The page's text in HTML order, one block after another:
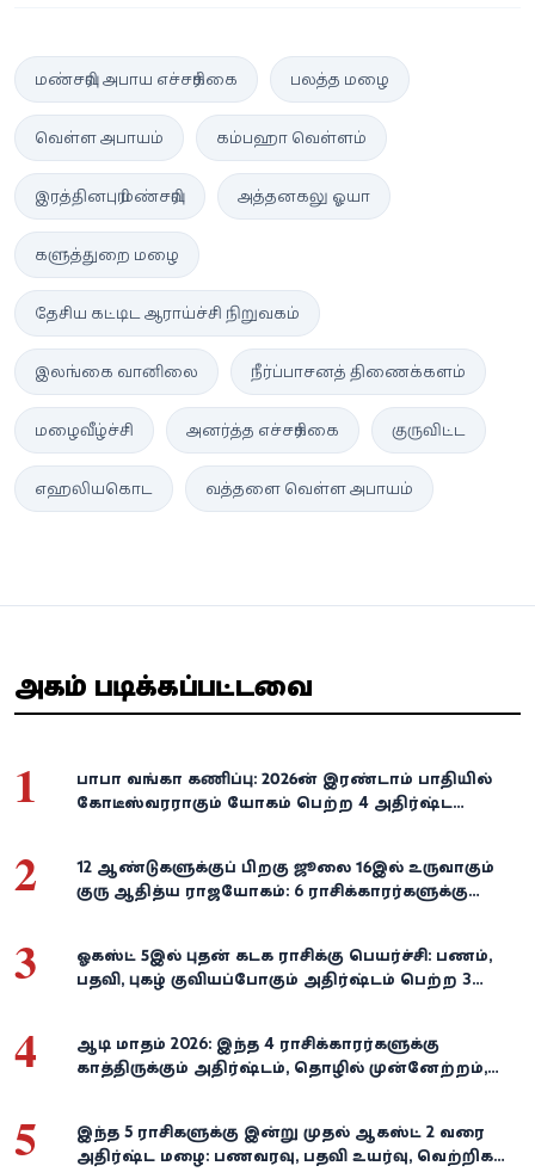
மண்சரிவு அபாய எச்சரிக்கை பலத்த மழை
வெள்ள அபாயம் கம்பஹா வெள்ளம்
இரத்தினபுரி மண்சரிவு அத்தனகலு ஓயா
களுத்துறை மழை
தேசிய கட்டிட ஆராய்ச்சி நிறுவகம்
இலங்கை வானிலை நீர்ப்பாசனத் திணைக்களம்
மழைவீழ்ச்சி அனர்த்த எச்சரிக்கை குருவிட்ட
எஹலியகொட வத்தளை வெள்ள அபாயம்
அதிகம் படிக்கப்பட்டவை
1
பாபா வங்கா கணிப்பு: 2026-ன் இரண்டாம் பாதியில்
கோடீஸ்வரராகும் யோகம் பெற்ற 4 அதிர்ஷ்ட
2
12 ஆண்டுகளுக்குப் பிறகு ஜூலை 16இல் உருவாகும்
குரு ஆதித்ய ராஜயோகம்: 6 ராசிக்காரர்களுக்கு
3
ஓகஸ்ட் 5இல் புதன் கடக ராசிக்கு பெயர்ச்சி: பணம்,
பதவி, புகழ் குவியப்போகும் அதிர்ஷ்டம் பெற்ற 3
4
ஆடி மாதம் 2026: இந்த 4 ராசிக்காரர்களுக்கு
காத்திருக்கும் அதிர்ஷ்டம், தொழில் முன்னேற்றம்,
5
இந்த 5 ராசிகளுக்கு இன்று முதல் ஆகஸ்ட் 2 வரை
அதிர்ஷ்ட மழை: பணவரவு, பதவி உயர்வு, வெற்றிகள்